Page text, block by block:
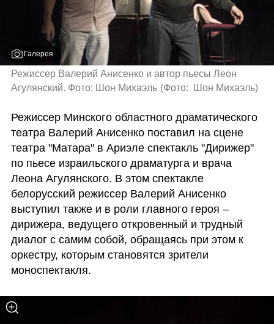
Галерея
Режиссер Валерий Анисенко и автор пьесы Леон
Агулянский. Фото: Шон Михаэль (Фото:  Шон Михаэль)
Режиссер Минского областного драматического
театра Валерий Анисенко поставил на сцене
театра "Матара" в Ариэле спектакль "Дирижер"
по пьесе израильского драматурга и врача
Леона Агулянского. В этом спектакле
белорусский режиссер Валерий Анисенко
выступил также и в роли главного героя –
дирижера, ведущего откровенный и трудный
диалог с самим собой, обращаясь при этом к
оркестру, которым становятся зрители
моноспектакля.